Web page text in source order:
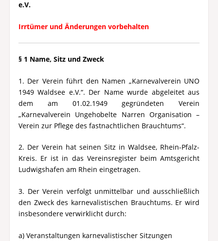
e.V.
Irrtümer und Änderungen vorbehalten
§ 1 Name, Sitz und Zweck
1. Der Verein führt den Namen „Karnevalverein UNO
1949 Waldsee e.V.“. Der Name wurde abgeleitet aus
dem am 01.02.1949 gegründeten Verein
„Karnevalverein Ungehobelte Narren Organisation –
Verein zur Pflege des fastnachtlichen Brauchtums“.
2. Der Verein hat seinen Sitz in Waldsee, Rhein-Pfalz-
Kreis. Er ist in das Vereinsregister beim Amtsgericht
Ludwigshafen am Rhein eingetragen.
3. Der Verein verfolgt unmittelbar und ausschließlich
den Zweck des karnevalistischen Brauchtums. Er wird
insbesondere verwirklicht durch:
a) Veranstaltungen karnevalistischer Sitzungen